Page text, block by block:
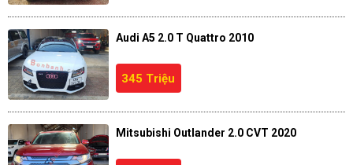
Audi A5 2.0 T Quattro 2010
345 Triệu
Mitsubishi Outlander 2.0 CVT 2020